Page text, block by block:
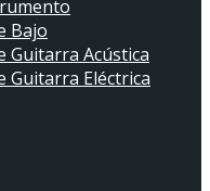
Bajo
Guitarra Acústica
Guitarra Eléctrica